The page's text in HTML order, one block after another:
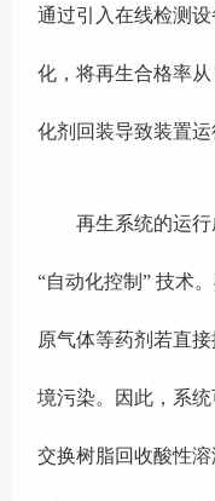
通过引入在线检测
化，将再生合格率从
化剂回装导致装置运
再生系统的运
“自动化控制” 技术
原气体等药剂若直
境污染。因此，系
交换树脂回收酸性